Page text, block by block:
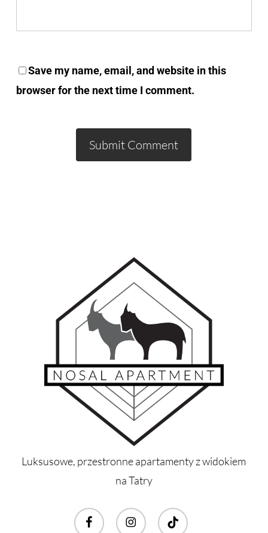
Save my name, email, and website in this
browser for the next time I comment.
Luksusowe, przestronne apartamenty z widokiem
na Tatry
facebook instagram tiktok